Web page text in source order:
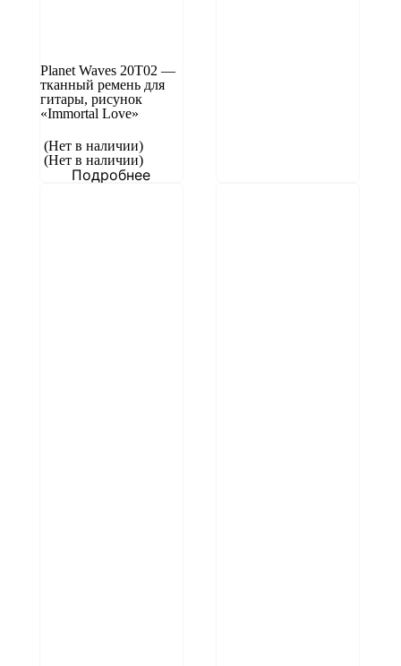
Planet Waves 20T02 —
тканный ремень для
гитары, рисунок
«Immortal Love»
(Нет в наличии)
(Нет в наличии)
Подробнее